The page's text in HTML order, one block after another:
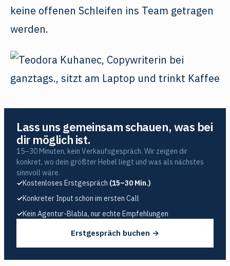
keine offenen Schleifen ins Team getragen
werden.
Lass uns gemeinsam schauen, was bei
dir möglich ist.
15–30 Minuten, kein Verkaufsgespräch. Wir zeigen dir
konkret, wo dein größter Hebel liegt und was als nächstes
sinnvoll wäre.
✓Kostenloses Erstgespräch (15–30 Min.)
✓Konkreter Input schon im ersten Call
✓Kein Agentur-Blabla, nur echte Empfehlungen
Erstgespräch buchen →